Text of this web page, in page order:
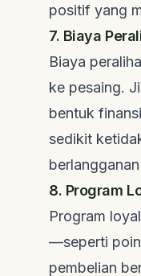
positif yang
7. Biaya
Biaya
ke pesaing.
bentuk
sedikit
berlangganan
8. Program
Program
—seperti
pembelian